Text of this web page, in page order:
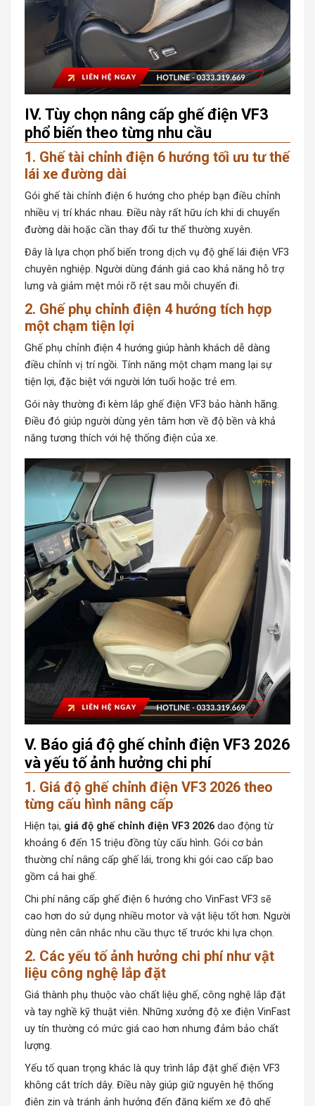
IV. Tùy chọn nâng cấp ghế điện VF3
phổ biến theo từng nhu cầu
1. Ghế tài chỉnh điện 6 hướng tối ưu tư thế
lái xe đường dài
Gói ghế tài chỉnh điện 6 hướng cho phép bạn điều chỉnh
nhiều vị trí khác nhau. Điều này rất hữu ích khi di chuyển
đường dài hoặc cần thay đổi tư thế thường xuyên.
Đây là lựa chọn phổ biến trong dịch vụ độ ghế lái điện VF3
chuyên nghiệp. Người dùng đánh giá cao khả năng hỗ trợ
lưng và giảm mệt mỏi rõ rệt sau mỗi chuyến đi.
2. Ghế phụ chỉnh điện 4 hướng tích hợp
một chạm tiện lợi
Ghế phụ chỉnh điện 4 hướng giúp hành khách dễ dàng
điều chỉnh vị trí ngồi. Tính năng một chạm mang lại sự
tiện lợi, đặc biệt với người lớn tuổi hoặc trẻ em.
Gói này thường đi kèm lắp ghế điện VF3 bảo hành hãng.
Điều đó giúp người dùng yên tâm hơn về độ bền và khả
năng tương thích với hệ thống điện của xe.
V. Báo giá độ ghế chỉnh điện VF3 2026
và yếu tố ảnh hưởng chi phí
1. Giá độ ghế chỉnh điện VF3 2026 theo
từng cấu hình nâng cấp
Hiện tại, giá độ ghế chỉnh điện VF3 2026 dao động từ
khoảng 6 đến 15 triệu đồng tùy cấu hình. Gói cơ bản
thường chỉ nâng cấp ghế lái, trong khi gói cao cấp bao
gồm cả hai ghế.
Chi phí nâng cấp ghế điện 6 hướng cho VinFast VF3 sẽ
cao hơn do sử dụng nhiều motor và vật liệu tốt hơn. Người
dùng nên cân nhắc nhu cầu thực tế trước khi lựa chọn.
2. Các yếu tố ảnh hưởng chi phí như vật
liệu công nghệ lắp đặt
Giá thành phụ thuộc vào chất liệu ghế, công nghệ lắp đặt
và tay nghề kỹ thuật viên. Những xưởng độ xe điện VinFast
uy tín thường có mức giá cao hơn nhưng đảm bảo chất
lượng.
Yếu tố quan trọng khác là quy trình lắp đặt ghế điện VF3
không cắt trích dây. Điều này giúp giữ nguyên hệ thống
điện zin và tránh ảnh hưởng đến đăng kiểm xe độ ghế